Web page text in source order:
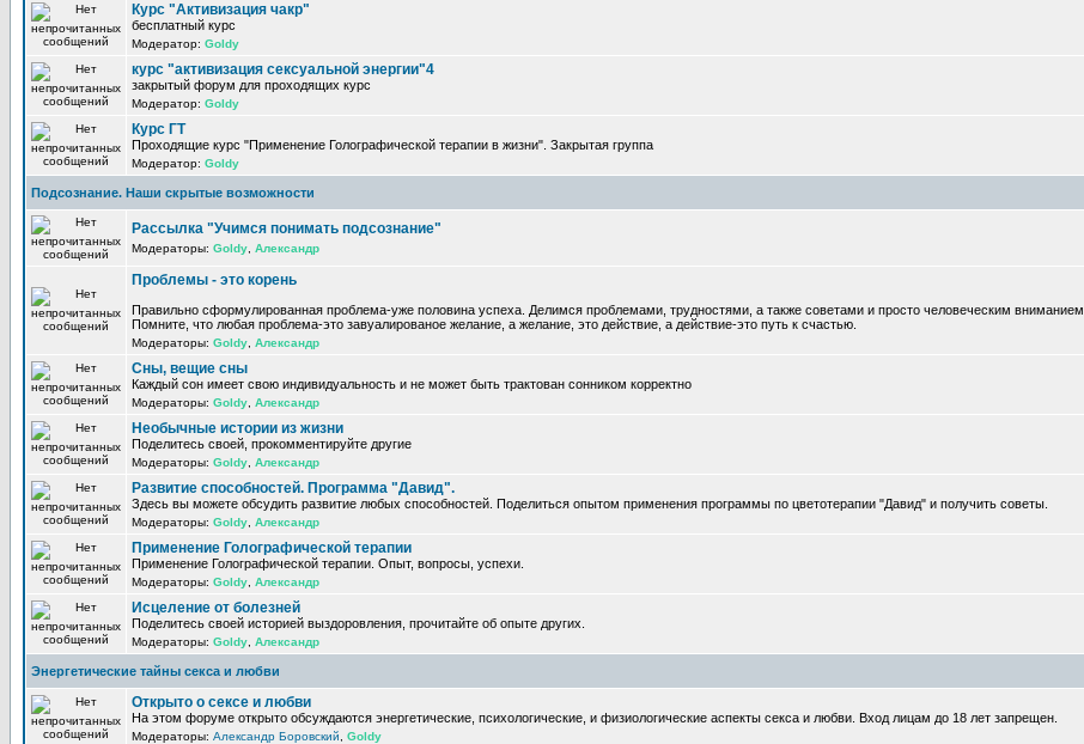
Курс "Активизация чакр"
бесплатный курс
Модератор: Goldy
курс "активизация сексуальной энергии"4
закрытый форум для проходящих курс
Модератор: Goldy
Курс ГТ
Проходящие курс "Применение Голографической терапии в жизни". Закрытая группа
Модератор: Goldy
Подсознание. Наши скрытые возможности
Рассылка "Учимся понимать подсознание"
Модераторы: Goldy Александр
Проблемы - это корень
Правильно сформулированная проблема-уже половина успеха. Делимся проблемами, трудностями, а также советами и просто человеческим вниманием.
Помните, что любая проблема-это завуалированое желание, а желание, это действие, а действие-это путь к счастью.
Модераторы: Goldy Александр
Сны, вещие сны
Каждый сон имеет свою индивидуальность и не может быть трактован сонником корректно
Модераторы: Goldy Александр
Необычные истории из жизни
Поделитесь своей, прокомментируйте другие
Модераторы: Goldy Александр
Развитие способностей. Программа "Давид".
Здесь вы можете обсудить развитие любых способностей. Поделиться опытом применения программы по цветотерапии "Давид" и получить советы.
Модераторы: Goldy Александр
Применение Голографической терапии
Применение Голографической терапии. Опыт, вопросы, успехи.
Модераторы: Goldy Александр
Исцеление от болезней
Поделитесь своей историей выздоровления, прочитайте об опыте других.
Модераторы: Goldy Александр
Энергетические тайны секса и любви
Открыто о сексе и любви
На этом форуме открыто обсуждаются энергетические, психологические, и физиологические аспекты секса и любви. Вход лицам до 18 лет запрещен.
Модераторы: Александр Боровский Goldy